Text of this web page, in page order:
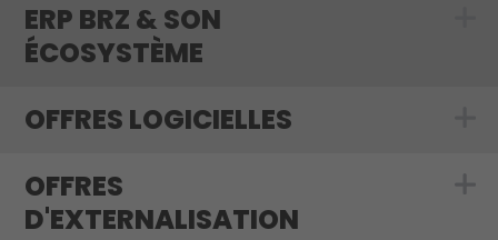
ERP BRZ & SON
ÉCOSYSTÈME
OFFRES LOGICIELLES
OFFRES
D'EXTERNALISATION
Show